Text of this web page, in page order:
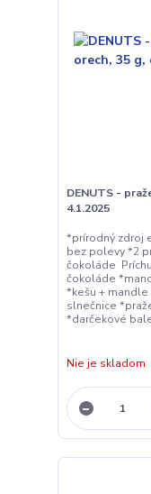
DENUTS -
4.1.2025
*prírodný zdroj
bez polevy *2
čokoláde
čokoláde
*kešu +
slnečnice
*darčekové
Nie je skladom